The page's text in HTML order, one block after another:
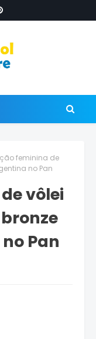
feminina de
no Pan
vôlei
Pan